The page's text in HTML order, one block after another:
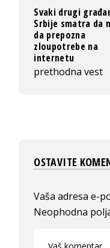
Svaki drugi
Srbije smatra da
da prepozna
zloupotrebe na
internetu
prethodna vest
OSTAVITE
Vaša adresa e-
Neophodna